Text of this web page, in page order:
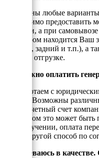
Возможны любые
необходимо
доставки, а при
на котором находится Ваш
боковой, задний и т.п.), а
товара к отгрузке.
Как можно оплатить
Мы работаем с
России. Возможны
(на рассчетный счет
енеджером это может
при получении, оплата
любой другой способ по
Я сомневаюсь в